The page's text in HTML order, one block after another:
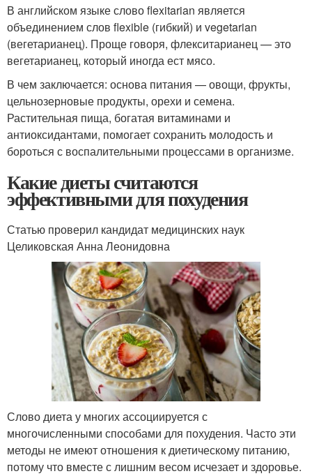
В английском языке слово flexitarian является
объединением слов flexible (гибкий) и vegetarian
(вегетарианец). Проще говоря, флекситарианец — это
вегетарианец, который иногда ест мясо.
В чем заключается: основа питания — овощи, фрукты,
цельнозерновые продукты, орехи и семена.
Растительная пища, богатая витаминами и
антиоксидантами, помогает сохранить молодость и
бороться с воспалительными процессами в организме.
Какие диеты считаются
эффективными для похудения
Статью проверил кандидат медицинских наук
Целиковская Анна Леонидовна
Слово диета у многих ассоциируется с
многочисленными способами для похудения. Часто эти
методы не имеют отношения к диетическому питанию,
потому что вместе с лишним весом исчезает и здоровье.